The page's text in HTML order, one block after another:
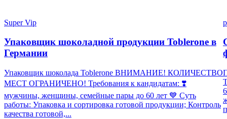
Super Vip
Упаковщик шоколадной продукции Toblerone в
Германии
Упаковщик шоколада Toblerone ВНИМАНИЕ! КОЛИЧЕСТВО
МЕСТ ОГРАНИЧЕНО! Требования к кандидатам: ❣️
мужчины, женщины, семейные пары до 60 лет 💙 Суть
работы: Упаковка и сортировка готовой продукции; Контроль
качества готовой,...